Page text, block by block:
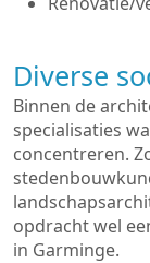
Diverse
Binnen de
specialisaties
concentreren.
opdracht wel
in Garminge.